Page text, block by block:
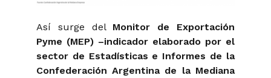
Así surge del Monitor de Exportación
Pyme (MEP) –indicador elaborado por el
sector de Estadísticas e Informes de la
Confederación Argentina de la Mediana